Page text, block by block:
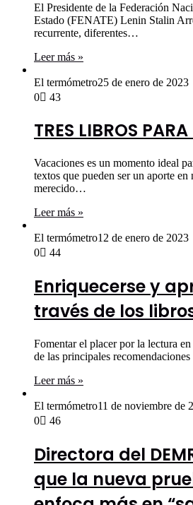
El Presidente de la Federación
Estado (FENATE) Lenin Stalin
recurrente, diferentes…
Leer más »
El termómetro25 de enero de 2023
0
43
TRES LIBROS
Vacaciones es un momento ideal
textos que pueden ser un aporte en
merecido…
Leer más »
El termómetro12 de enero de 2023
0
44
Enriquecerse y
través de los
Fomentar el placer por la lectura
de las principales
Leer más »
El termómetro11 de noviembre de
0
46
Directora del
que la nueva